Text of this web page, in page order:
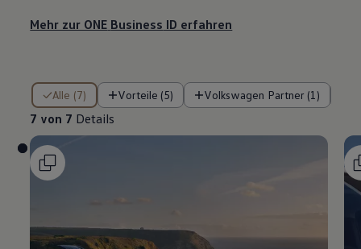
Mehr zur ONE Business ID erfahren
Alle (7) Vorteile (5) Volkswagen Partner (1)
7 von 7 Details
7 von 7 Details